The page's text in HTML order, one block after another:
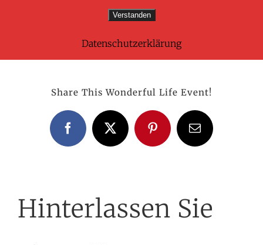
Share This Wonderful Life Event!
FacebookX PinterestE-
Mail
Hinterlassen Sie
Verstanden
Datenschutzerklärung